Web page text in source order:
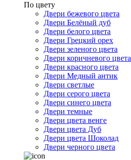
По цвету
Двери бежевого цвета
Двери Белёный дуб
Двери белого цвета
Двери Грецкий орех
Двери зеленого цвета
Двери коричневого цвета
Двери красного цвета
Двери Медный антик
Двери светлые
Двери серого цвета
Двери синего цвета
Двери темные
Двери цвета венге
Двери цвета Дуб
Двери цвета Шоколад
Двери черного цвета